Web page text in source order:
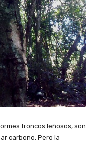
troncos leñosos, son
carbono. Pero la